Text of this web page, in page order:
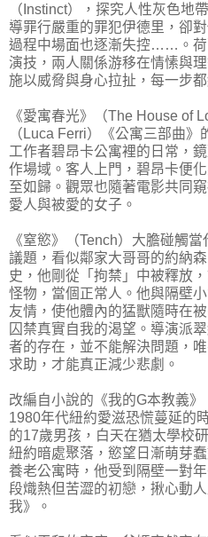
（Instinct），探究人性灰色地
導罪行嚴重的罪犯伊德里，卻
過程中場面也逐漸失控……。荷
演技，兩人關係游移在情愫與
施以威脅與身心拉扯，每一步
《愛寓春光》（The House of
（Luca Ferri）《公寓三部曲
工作者碧昂卡公寓裡的日常，
作場域。客人上門，碧昂卡便
至如歸。觀眾也隨著電影共同
愛人與被愛的女子。
《窒慾》（Tench）大膽碰觸
議題，看似鄰家大哥哥的約納
史，他剛從「拘禁」中被釋放
怪物，當個正常人。他與隔壁
友情，使他體內的猛獸隨時在
囚禁真實自我的渴望。導演派
者的存在，並不能解決問題，
求助，才能真正減少悲劇。
改編自小說的《我的G本教義
1980年代紐約愛滋恐慌蔓延的
的17歲男孩，白天在猶太學校
紐約暗處聚落，慾望日漸萌芽
養老公寓時，他受到隔壁一對
段熾熱但苦澀的初戀，揪心動
我》。